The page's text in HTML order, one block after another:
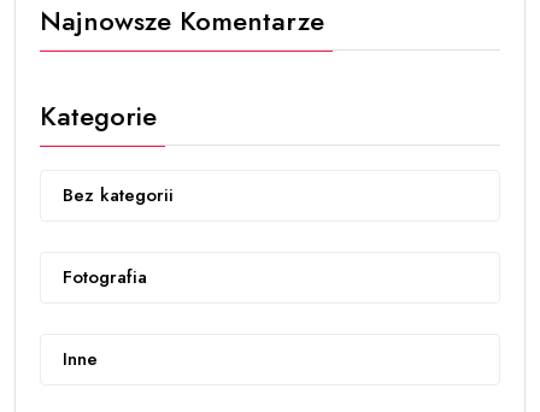
Najnowsze Komentarze
Kategorie
Bez kategorii
Fotografia
Inne